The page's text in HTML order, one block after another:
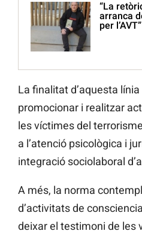
“La
arranca
per l’AVT”
La finalitat d’aquesta línia
promocionar i realitzar
les víctimes del
a l’atenció psicològica i
integració sociolaboral
A més, la norma
d’activitats de
deixar el testimoni de les